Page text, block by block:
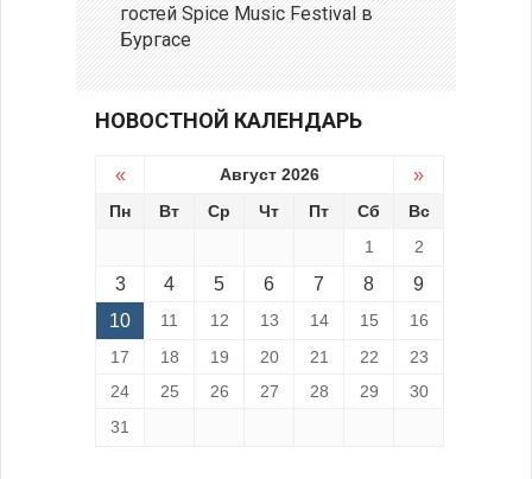
гостей Spice Music Festival в
Бургасе
НОВОСТНОЙ КАЛЕНДАРЬ
« Август 2026 »
Пн Вт Ср Чт Пт Сб
Вс
1
2
3 4 5 6 7 8
9
10
11 12 13 14 15
16
17
18 19 20 21 22
23
24
25 26 27 28 29
30
31